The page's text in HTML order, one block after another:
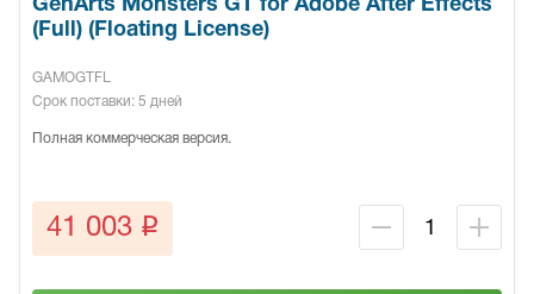
GenArts Monsters GT for Adobe After Effects
(Full) (Floating License)
GAMOGTFL
Срок поставки: 5 дней
Полная коммерческая версия.
41 003 q